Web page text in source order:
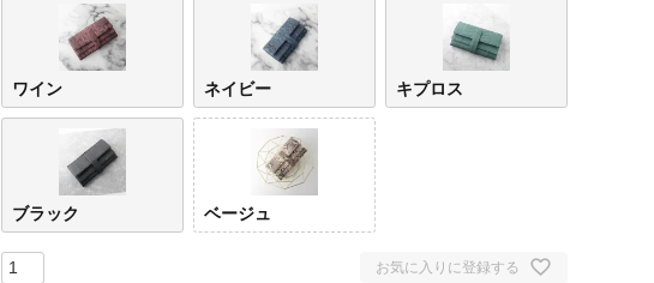
ワイン ネイビー キプロス
ブラック ベージュ
お気に入りに登録する